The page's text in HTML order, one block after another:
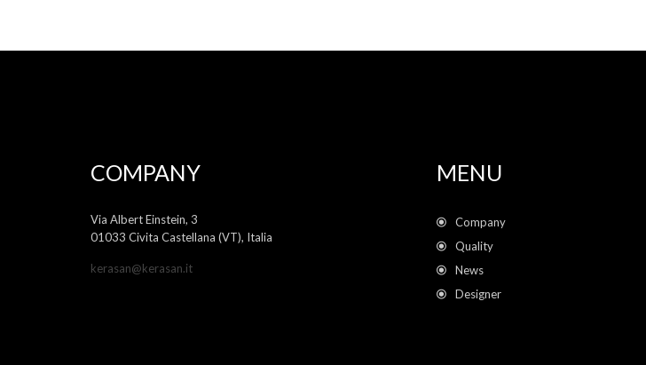
COMPANY
Via Albert Einstein, 3
01033 Civita Castellana (VT), Italia
kerasan@kerasan.it
MENU
Company
Quality
News
Designer